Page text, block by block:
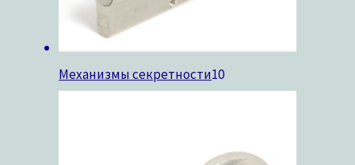
Механизмы секретности10